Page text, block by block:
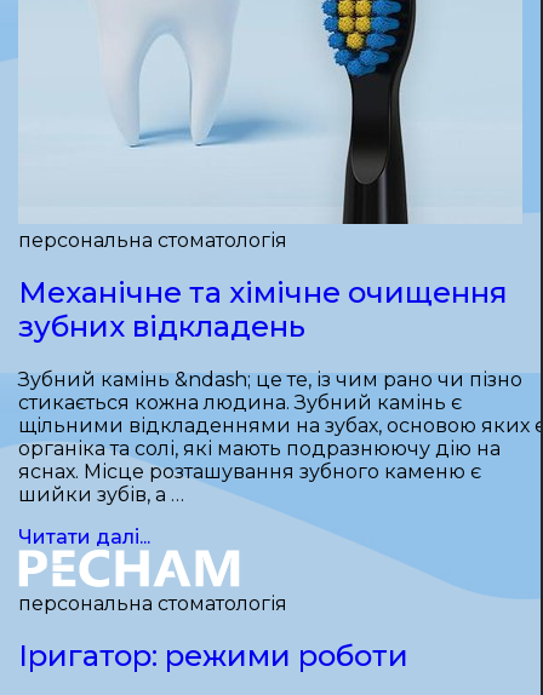
персональна стоматологія
Механічне та хімічне очищення
зубних відкладень
Зубний камінь &ndash; це те, із чим рано чи пізно
стикається кожна людина. Зубний камінь є
щільними відкладеннями на зубах, основою яких
органіка та солі, які мають подразнюючу дію на
яснах. Місце розташування зубного каменю є
шийки зубів, а …
Читати далі...
персональна стоматологія
Іригатор: режими роботи